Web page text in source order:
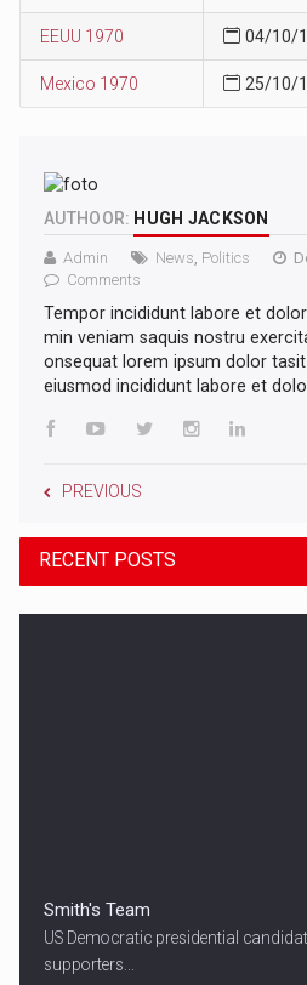
EEUU 1970 04/10/
Mexico 1970 25/10/
AUTHOOR: HUGH JACKSON
Admin News Politics
Comments
Tempor incididunt labore et
min veniam saquis nostru
onsequat lorem ipsum dolor
eiusmod incididunt labore et
PREVIOUS
RECENT POSTS
Smith's Team
US Democratic presidential
supporters...